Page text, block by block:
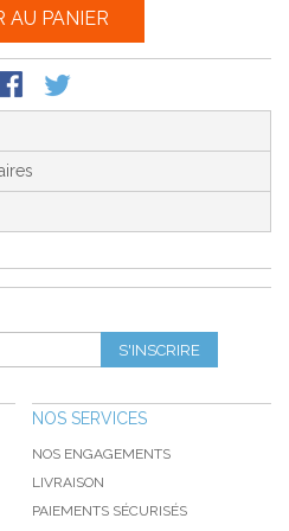
AU PANIER
S'INSCRIRE
NOS SERVICES
NOS ENGAGEMENTS
LIVRAISON
PAIEMENTS SÉCURISÉS